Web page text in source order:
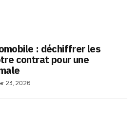
nom, mon e-mail et mon
pour mon prochain
: déchiffrer les
contrat pour une
23, 2026